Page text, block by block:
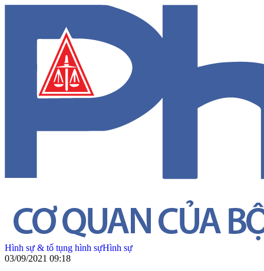
Hình sự & tố tụng hình sựHình sự
03/09/2021 09:18